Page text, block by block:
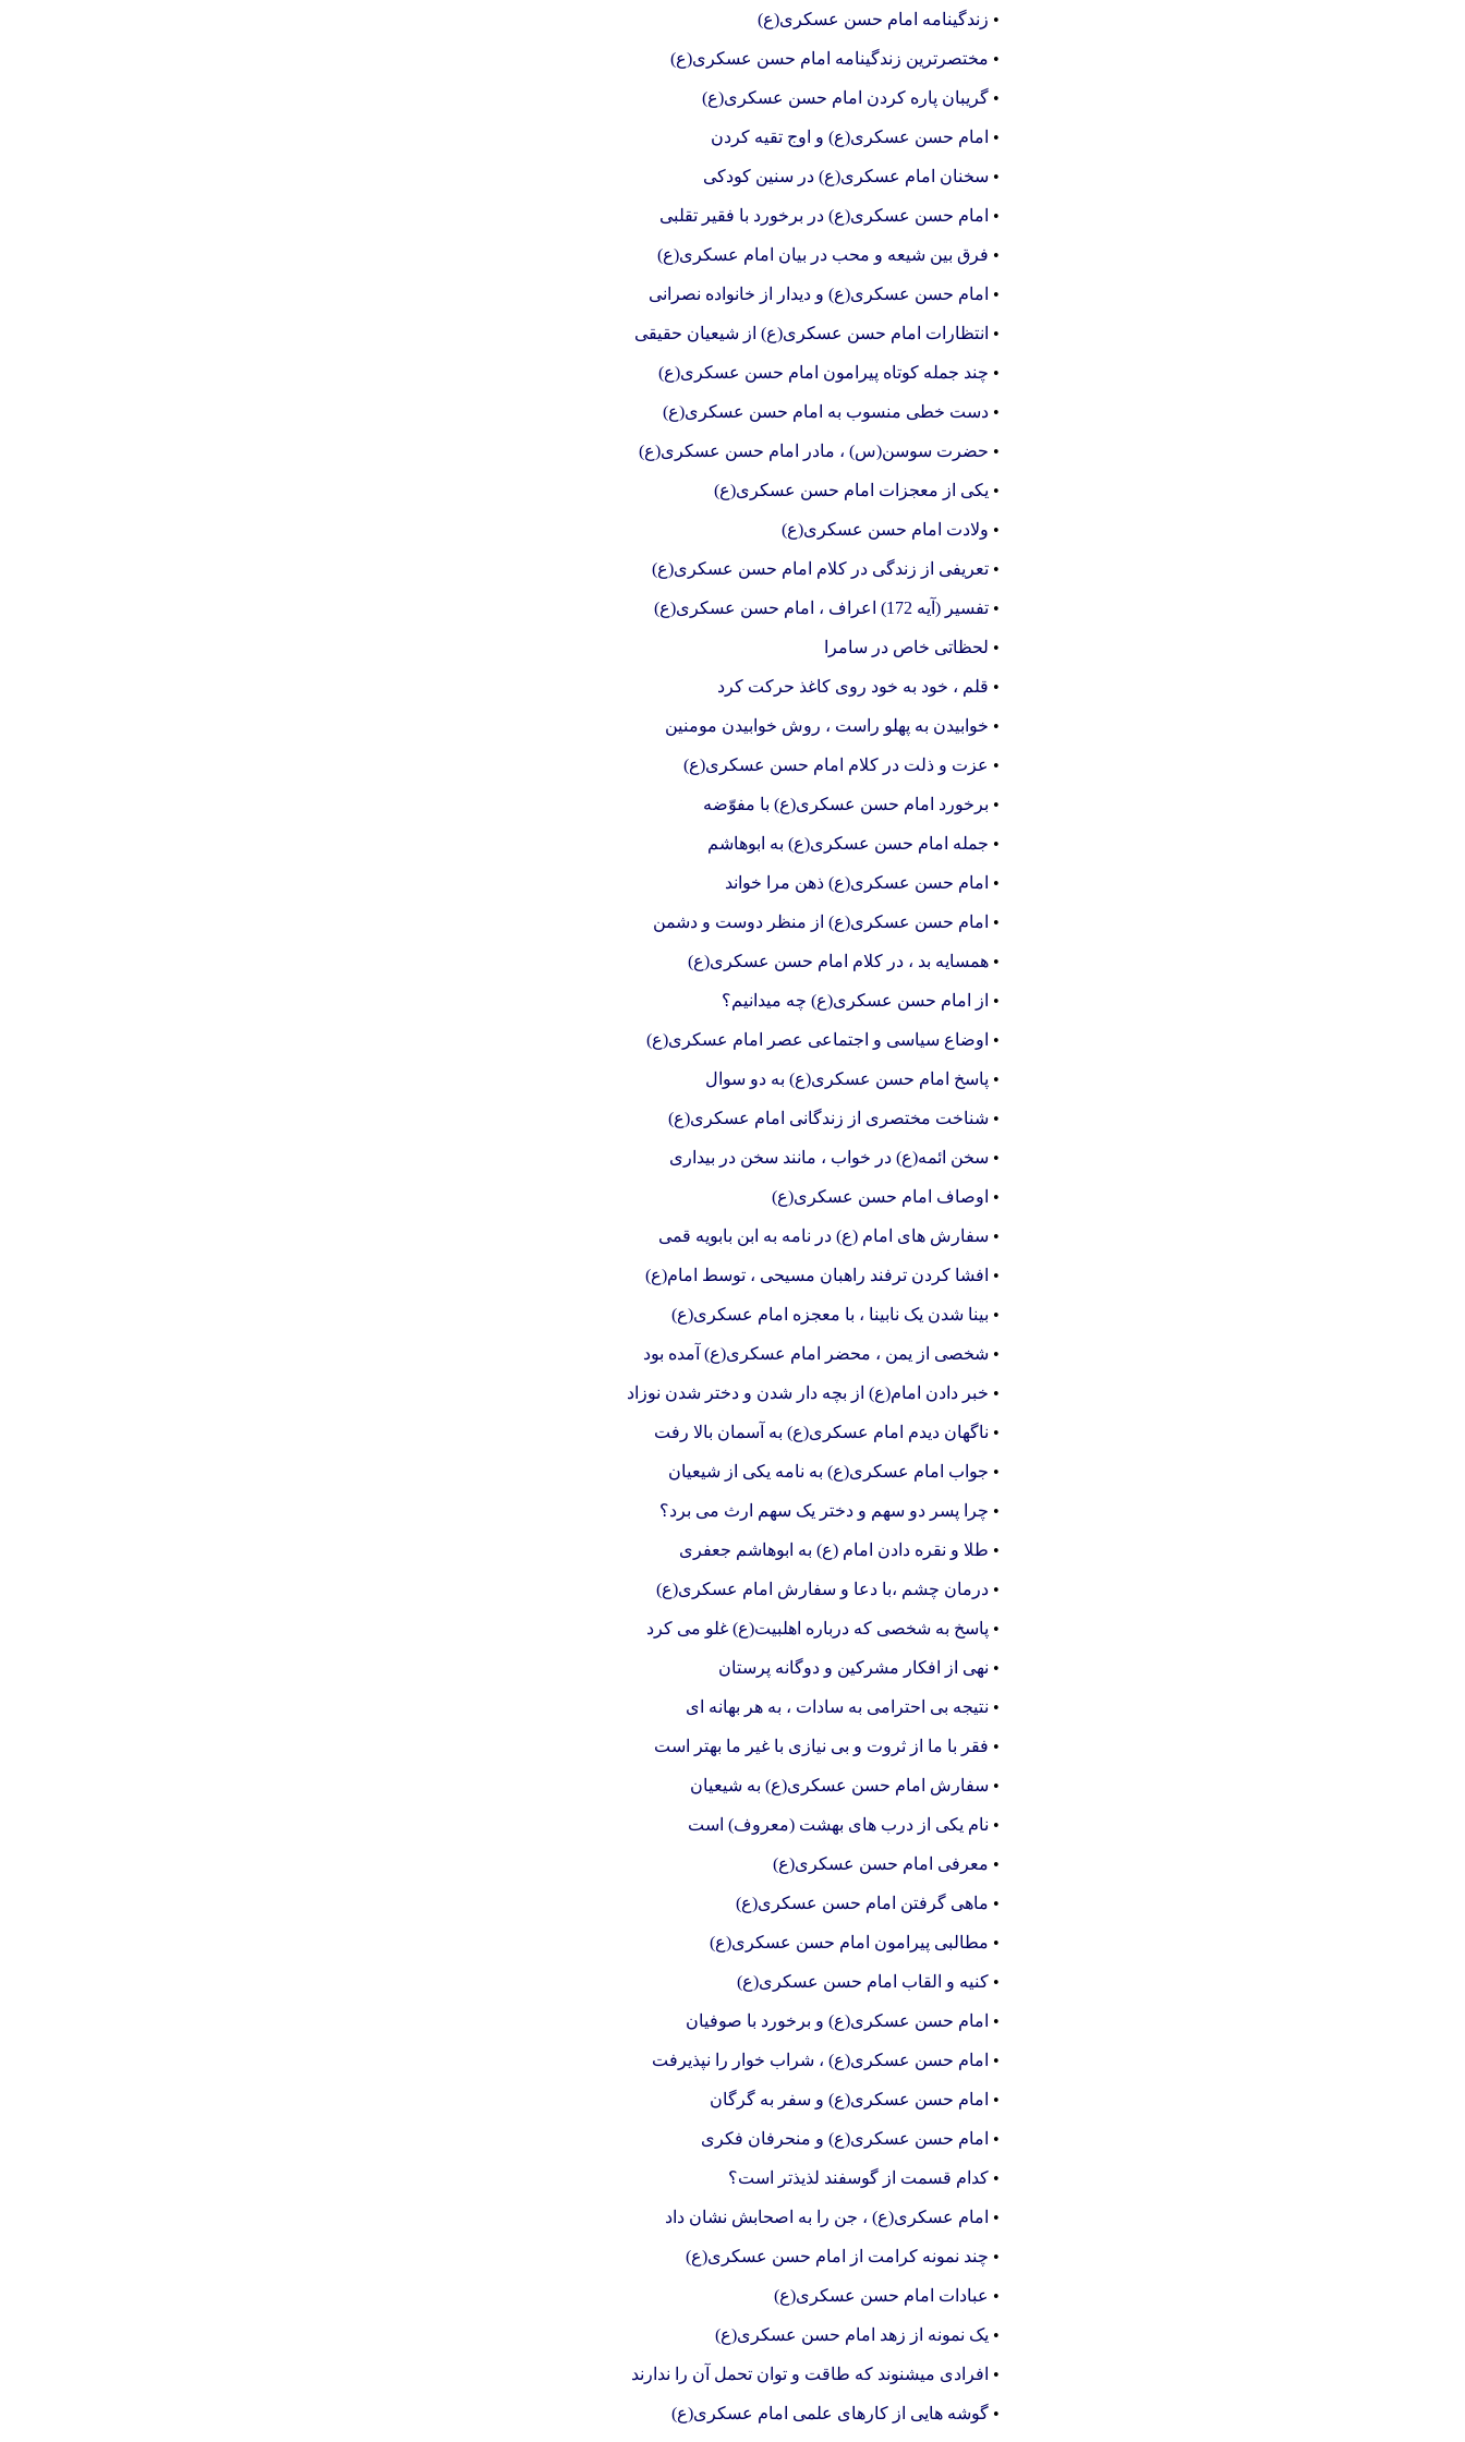
• زندگینامه امام حسن عسکری(ع)
• مختصرترین زندگینامه امام حسن عسکری(ع)
• گریبان پاره کردن امام حسن عسکری(ع)
• امام حسن عسکری(ع) و اوج تقیه کردن
• سخنان امام عسکری(ع) در سنین کودکی
• امام حسن عسکری(ع) در برخورد با فقیر تقلبی
• فرق بین شیعه و محب در بیان امام عسکری(ع)
• امام حسن عسکری(ع) و دیدار از خانواده نصرانی
• انتظارات امام حسن عسکری(ع) از شیعیان حقیقی
• چند جمله کوتاه پیرامون امام حسن عسکری(ع)
• دست خطی منسوب به امام حسن عسکری(ع)
• حضرت سوسن(س) ، مادر امام حسن عسکری(ع)
• یکی از معجزات امام حسن عسکری(ع)
• ولادت امام حسن عسکری(ع)
• تعریفی از زندگی در کلام امام حسن عسکری(ع)
• تفسیر (آیه 172) اعراف ، امام حسن عسکری(ع)
• لحظاتی خاص در سامرا
• قلم ، خود به خود روی کاغذ حرکت کرد
• خوابیدن به پهلو راست ، روش خوابیدن مومنین
• عزت و ذلت در کلام امام حسن عسکری(ع)
• برخورد امام حسن عسکری(ع) با مفوّضه
• جمله امام حسن عسکری(ع) به ابوهاشم
• امام حسن عسکری(ع) ذهن مرا خواند
• امام حسن عسکری(ع) از منظر دوست و دشمن
• همسایه بد ، در کلام امام حسن عسکری(ع)
• از امام حسن عسکری(ع) چه میدانیم؟
• اوضاع سیاسی و اجتماعی عصر امام عسکری(ع)
• پاسخ امام حسن عسکری(ع) به دو سوال
• شناخت مختصری از زندگانی امام عسکری(ع)
• سخن ائمه(ع) در خواب ، مانند سخن در بیداری
• اوصاف امام حسن عسکری(ع)
• سفارش های امام (ع) در نامه به ابن بابویه قمی
• افشا کردن ترفند راهبان مسیحی ، توسط امام(ع)
• بینا شدن یک نابینا ، با معجزه امام عسکری(ع)
• شخصی از یمن ، محضر امام عسکری(ع) آمده بود
• خبر دادن امام(ع) از بچه دار شدن و دختر شدن نوزاد
• ناگهان دیدم امام عسکری(ع) به آسمان بالا رفت
• جواب امام عسکری(ع) به نامه یکی از شیعیان
• چرا پسر دو سهم و دختر یک سهم ارث می برد؟
• طلا و نقره دادن امام (ع) به ابوهاشم جعفری
• درمان چشم ،با دعا و سفارش امام عسکری(ع)
• پاسخ به شخصی که درباره اهلبیت(ع) غلو می کرد
• نهی از افکار مشرکین و دوگانه پرستان
• نتیجه بی احترامی به سادات ، به هر بهانه ای
• فقر با ما از ثروت و بی نیازی با غیر ما بهتر است
• سفارش امام حسن عسکری(ع) به شیعیان
• نام یکی از درب های بهشت (معروف) است
• معرفی امام حسن عسکری(ع)
• ماهی گرفتن امام حسن عسکری(ع)
• مطالبی پیرامون امام حسن عسکری(ع)
• کنیه و القاب امام حسن عسکری(ع)
• امام حسن عسکری(ع) و برخورد با صوفیان
• امام حسن عسکری(ع) ، شراب خوار را نپذیرفت
• امام حسن عسکری(ع) و سفر به گرگان
• امام حسن عسکری(ع) و منحرفان فکری
• کدام قسمت از گوسفند لذیذتر است؟
• امام عسکری(ع) ، جن را به اصحابش نشان داد
• چند نمونه کرامت از امام حسن عسکری(ع)
• عبادات امام حسن عسکری(ع)
• یک نمونه از زهد امام حسن عسکری(ع)
• افرادی میشنوند که طاقت و توان تحمل آن را ندارند
• گوشه هایی از کارهای علمی امام عسکری(ع)